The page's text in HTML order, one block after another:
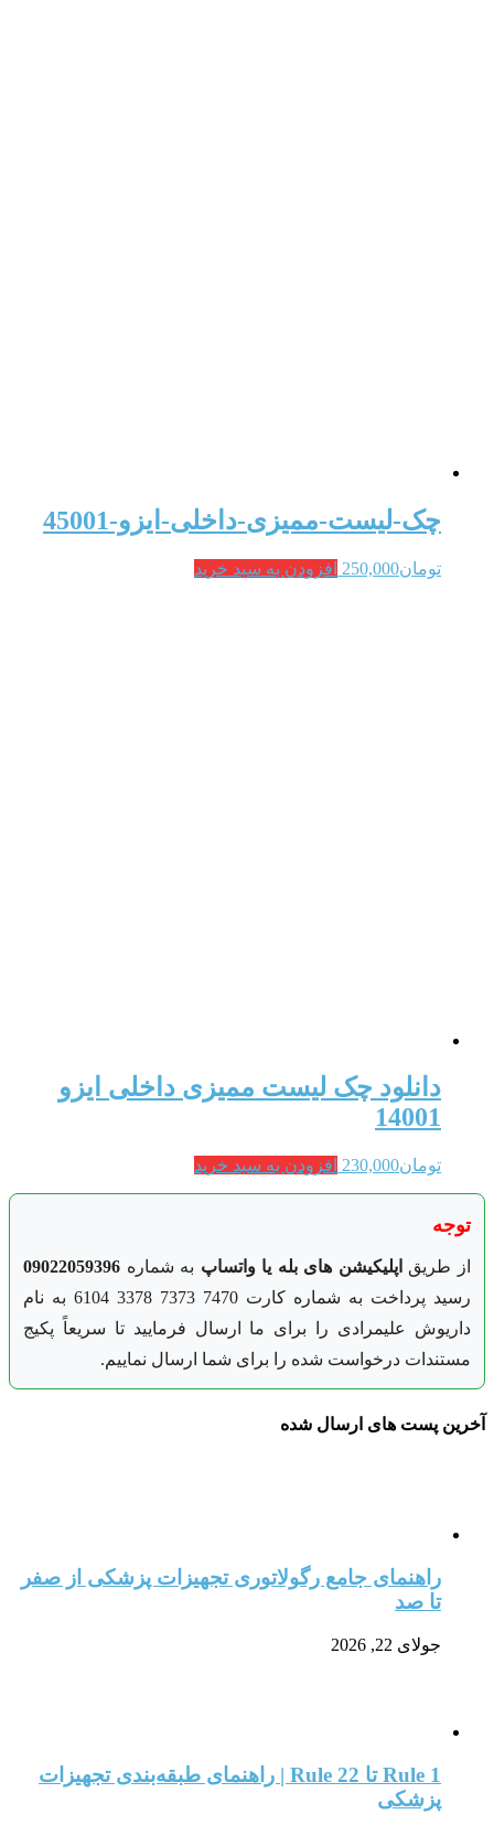
چک-لیست-ممیزی-داخلی-ایزو-45001
تومان250,000 افزودن به سبد خرید
دانلود چک لیست ممیزی داخلی ایزو
14001
تومان230,000 افزودن به سبد خرید
توجه
از طریق اپلیکیشن های بله یا واتساپ به شماره 09022059396
رسید پرداخت به شماره کارت 7470 7373 3378 6104 به نام
داریوش علیمرادی را برای ما ارسال فرمایید تا سریعاً پکیج
مستندات درخواست شده را برای شما ارسال نماییم.
آخرین پست های ارسال شده
راهنمای جامع رگولاتوری تجهیزات پزشکی از صفر
تا صد
جولای 22, 2026
Rule 1 تا Rule 22 | راهنمای طبقه‌بندی تجهیزات
پزشکی